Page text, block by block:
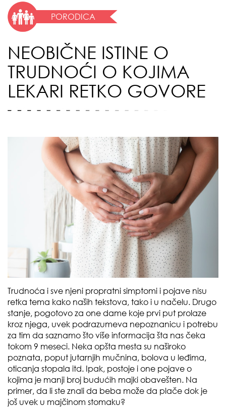
PORODICA
NEOBIČNE ISTINE O
TRUDNOĆI O KOJIMA
LEKARI RETKO GOVORE
Trudnoća i sve njeni propratni simptomi i pojave nisu
retka tema kako naših tekstova, tako i u načelu. Drugo
stanje, pogotovo za one dame koje prvi put prolaze
kroz njega, uvek podrazumeva nepoznanicu i potrebu
za tim da saznamo što više informacija šta nas čeka
tokom 9 meseci. Neka opšta mesta su naširoko
poznata, poput jutarnjih mučnina, bolova u leđima,
oticanja stopala itd. Ipak, postoje i one pojave o
kojima je manji broj budućih majki obavešten. Na
primer, da li ste znali da beba može da plače dok je
još uvek u majčinom stomaku?